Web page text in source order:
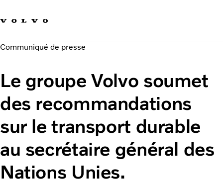
Sustainable Transportation
News & Media
Suppliers
About us
Communiqué de presse
Le groupe Volvo soumet
des recommandations
sur le transport durable
au secrétaire général des
Nations Unies.